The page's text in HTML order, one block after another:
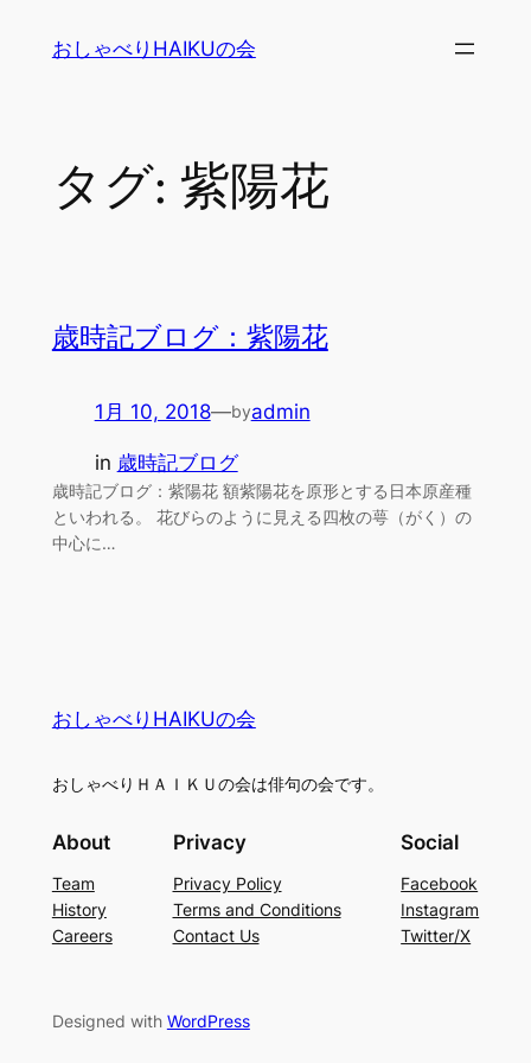
おしゃべりHAIKUの会
タグ: 紫陽花
歳時記ブログ：紫陽花
1月 10, 2018—byadmin
in 歳時記ブログ
歳時記ブログ：紫陽花 額紫陽花を原形とする日本原産種
といわれる。 花びらのように見える四枚の萼（がく）の
中心に…
おしゃべりHAIKUの会
おしゃべりＨＡＩＫＵの会は俳句の会です。
About
Team
History
Careers
Privacy
Privacy Policy
Terms and Conditions
Contact Us
Social
Facebook
Instagram
Twitter/X
Designed with WordPress